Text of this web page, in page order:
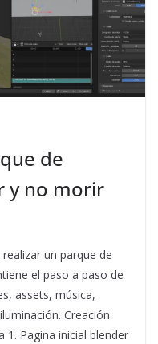
de
y no morir
un parque de
el paso a paso de
assets, música,
Creación
1. Pagina inicial blender